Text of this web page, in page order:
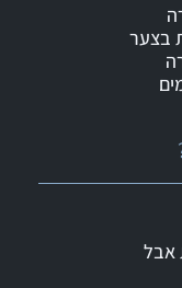
אבל
בצער